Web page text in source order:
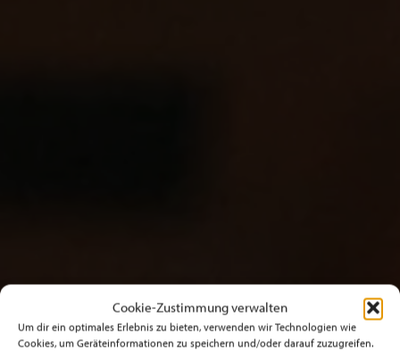
Cookie-Zustimmung verwalten
Um dir ein optimales Erlebnis zu bieten, verwenden wir Technologien wie
Cookies, um Geräteinformationen zu speichern und/oder darauf zuzugreifen.